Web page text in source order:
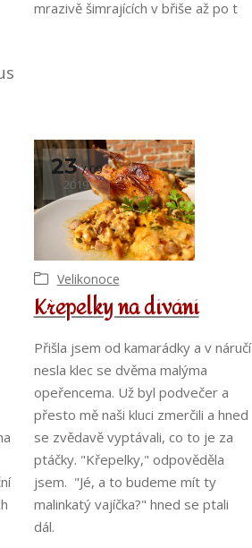
mrazivě šimrajících v břiše až po t
Křepelky na dívání
23
09
2019
Velikonoce
Přišla jsem od kamarádky a v náručí
nesla klec se dvěma malýma
opeřencema. Už byl podvečer a
přesto mě naši kluci zmerčili a hned
se zvědavě vyptávali, co to je za
ptáčky. "Křepelky," odpověděla
jsem. "Jé, a to budeme mít ty
malinkatý vajíčka?" hned se ptali
dál.